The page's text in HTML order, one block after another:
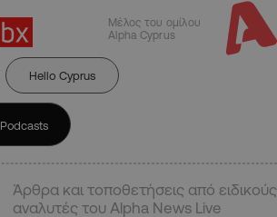
Μέλος του ομίλου
Alpha Cyprus
Hello Cyprus
Podcasts
Άρθρα και τοποθετήσεις από ειδικούς
αναλυτές του Alpha News Live